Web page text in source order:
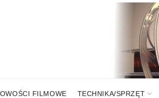
FILMOWE TECHNIKA/SPRZĘT